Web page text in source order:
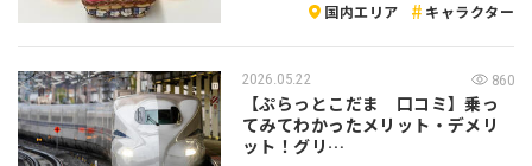
国内エリア キャラクター
2026.05.22 860
【ぷらっとこだま 口コミ】乗っ
てみてわかったメリット・デメリ
ット！グリ…